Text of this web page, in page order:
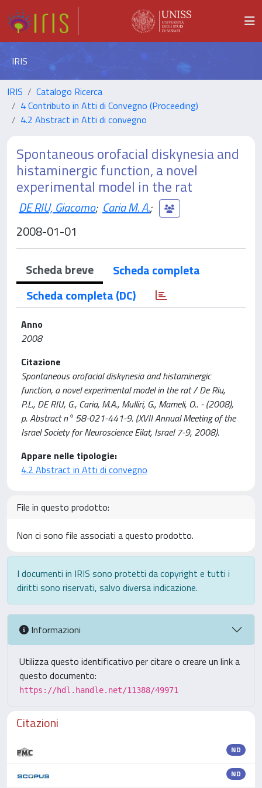
IRIS
IRIS
Catalogo Ricerca
4 Contributo in Atti di Convegno (Proceeding)
4.2 Abstract in Atti di convegno
Spontaneous orofacial diskynesia and
histaminergic function, a novel
experimental model in the rat
DE RIU, Giacomo; Caria M. A.;
2008-01-01
Scheda breve
Scheda completa
Scheda completa (DC)
Anno
2008
Citazione
Spontaneous orofacial diskynesia and histaminergic
function, a novel experimental model in the rat / De Riu,
P.L., DE RIU, G., Caria, M.A., Mulliri, G., Mameli, O.. - (2008),
p. Abstract n° 58-021-441-9. (XVII Annual Meeting of the
Israel Society for Neuroscience Eilat, Israel 7-9, 2008).
Appare nelle tipologie:
4.2 Abstract in Atti di convegno
File in questo prodotto:
Non ci sono file associati a questo prodotto.
I documenti in IRIS sono protetti da copyright e tutti i
diritti sono riservati, salvo diversa indicazione.
Informazioni
Utilizza questo identificativo per citare o creare un link a
questo documento:
https://hdl.handle.net/11388/49971
Citazioni
ND
ND